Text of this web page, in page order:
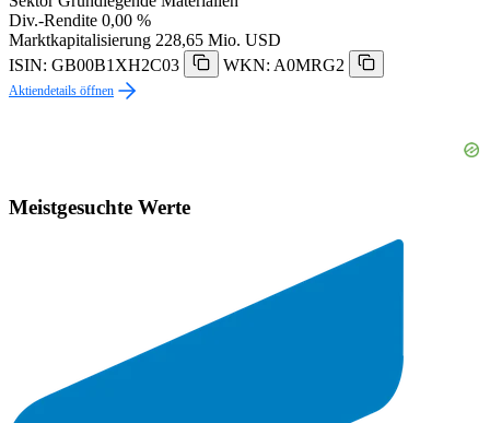
Div.-Rendite 0,00 %
Marktkapitalisierung 228,65 Mio. USD
ISIN: GB00B1XH2C03
WKN: A0MRG2
Aktiendetails öffnen
Meistgesuchte Werte